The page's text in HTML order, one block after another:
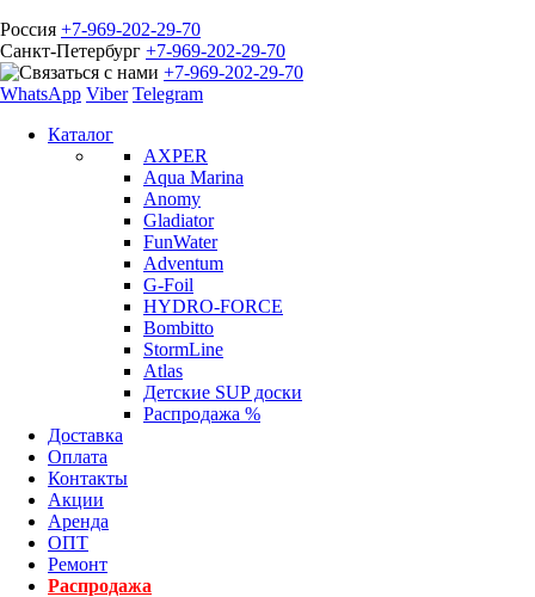
Россия +7-969-202-29-70
Санкт-Петербург +7-969-202-29-70
+7-969-202-29-70
WhatsApp Viber Telegram
Каталог
AXPER
Aqua Marina
Anomy
Gladiator
FunWater
Adventum
G-Foil
HYDRO-FORCE
Bombitto
StormLine
Atlas
Детские SUP доски
Распродажа %
Доставка
Оплата
Контакты
Акции
Аренда
ОПТ
Ремонт
Распродажа